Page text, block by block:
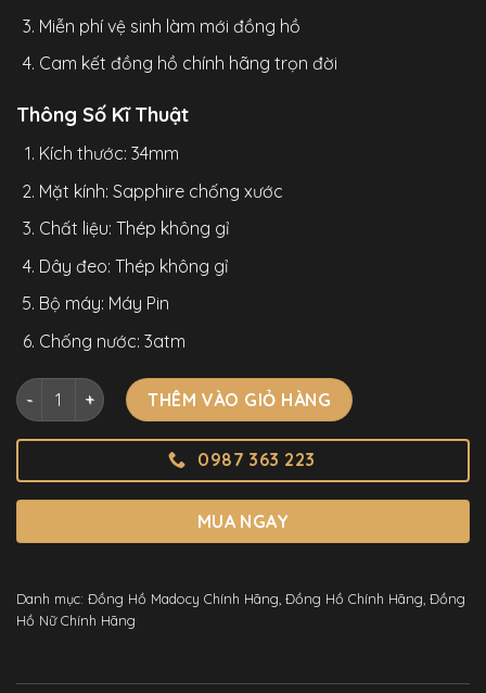
Miễn phí vệ sinh làm mới đồng hồ
Cam kết đồng hồ chính hãng trọn đời
Thông Số Kĩ Thuật
Kích thước: 34mm
Mặt kính: Sapphire chống xước
Chất liệu: Thép không gỉ
Dây đeo: Thép không gỉ
Bộ máy: Máy Pin
Chống nước: 3atm
Đồng Hồ Madocy M81878 Nữ Cọc Số Học Trò Đính Đá Chính
THÊM VÀO GIỎ HÀNG
0987 363 223
MUA NGAY
Danh mục: Đồng Hồ Madocy Chính Hãng, Đồng Hồ Chính Hãng, Đồng
Hồ Nữ Chính Hãng